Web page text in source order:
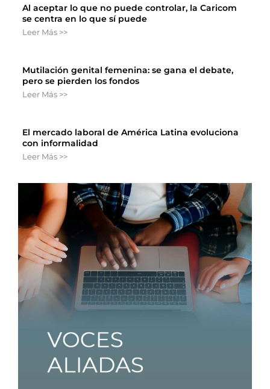
Al aceptar lo que no puede controlar, la Caricom
se centra en lo que sí puede
Leer Más >>
Mutilación genital femenina: se gana el debate,
pero se pierden los fondos
Leer Más >>
El mercado laboral de América Latina evoluciona
con informalidad
Leer Más >>